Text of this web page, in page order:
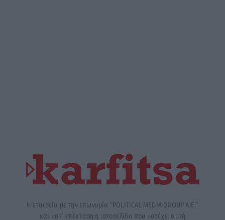
Η εταιρεία με την επωνυμία “POLITICAL MEDIA GROUP A.E.”
και κατ’ επέκταση η ιστοσελίδα που κατέχει αυτή